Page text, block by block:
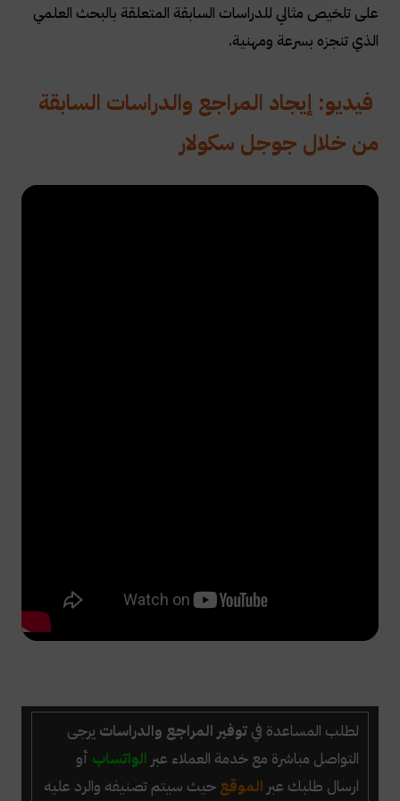
على تلخيص مثالي للدراسات السابقة المتعلقة بالبحث العلمي
الذي تنجزه بسرعة ومهنية.
فيديو: إيجاد المراجع والدراسات السابقة
من خلال جوجل سكولار
لطلب المساعدة في توفير المراجع والدراسات يرجى
التواصل مباشرة مع خدمة العملاء عبر الواتساب أو
ارسال طلبك عبر الموقع حيث سيتم تصنيفه والرد عليه